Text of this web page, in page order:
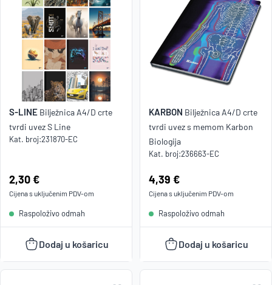
S-LINE Bilježnica A4/D crte
tvrdi uvez S Line
Kat. broj:231870-EC
Cijena:
2,30 €
Cijena s uključenim PDV-om
Raspoloživo odmah
Dodaj u košaricu
KARBON Bilježnica A4/D crte
tvrdi uvez s memom Karbon
Biologija
Kat. broj:236663-EC
Cijena:
4,39 €
Cijena s uključenim PDV-om
Raspoloživo odmah
Dodaj u košaricu